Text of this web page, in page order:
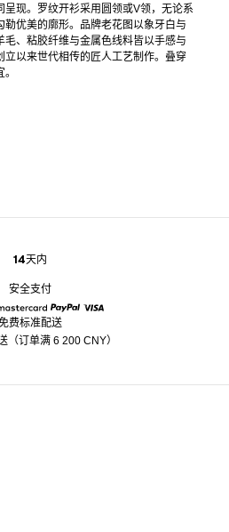
现。罗纹开衫采用圆领或V领，无论系
优美的廓形。品牌老花图以象牙白与
、粘胶纤维与金属色线料皆以手感与
以来世代相传的匠人工艺制作。叠穿
14天内
安全支付
Express
Mastercard
费标准配送
（订单满 6 200 CNY）